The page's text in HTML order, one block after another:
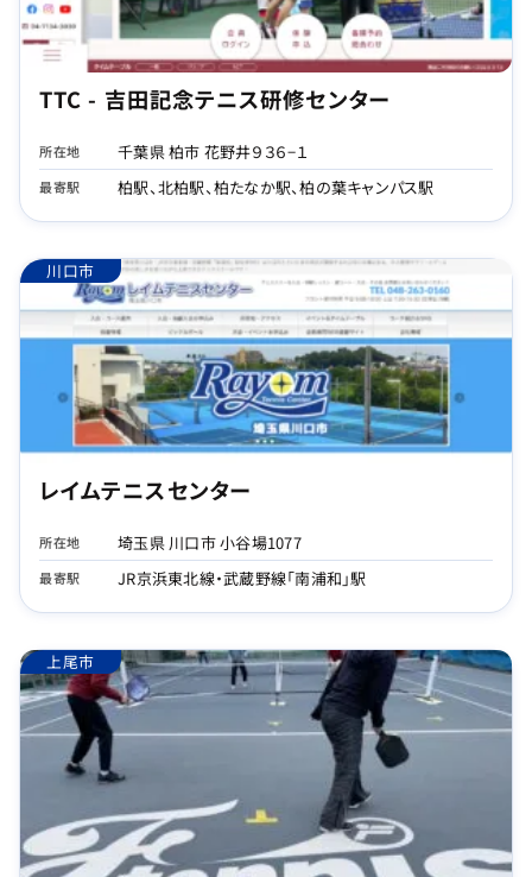
TTC - 吉田記念テニス研修センター
所在地 千葉県 柏市 花野井９３６−１
最寄駅 柏駅、北柏駅、柏たなか駅、柏の葉キャンパス駅
川口市
レイムテニスセンター
所在地 埼玉県 川口市 小谷場1077
最寄駅 JR京浜東北線・武蔵野線「南浦和」駅
上尾市